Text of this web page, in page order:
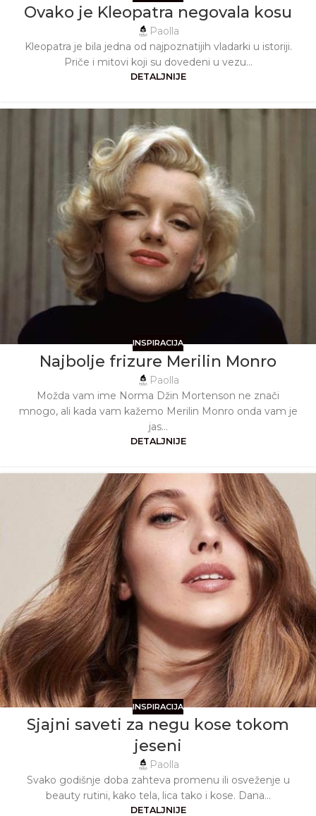
Ovako je Kleopatra negovala kosu
Paolla
Kleopatra je bila jedna od najpoznatijih vladarki u istoriji.
Priče i mitovi koji su dovedeni u vezu...
DETALJNIJE
INSPIRACIJA
Najbolje frizure Merilin Monro
Paolla
Možda vam ime Norma Džin Mortenson ne znači
mnogo, ali kada vam kažemo Merilin Monro onda vam je
jas...
DETALJNIJE
INSPIRACIJA
Sjajni saveti za negu kose tokom
jeseni
Paolla
Svako godišnje doba zahteva promenu ili osveženje u
beauty rutini, kako tela, lica tako i kose. Dana...
DETALJNIJE